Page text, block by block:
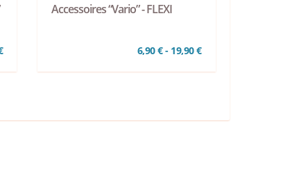
Accessoires “Vario” - FLEXI
6,90 € - 19,90 €